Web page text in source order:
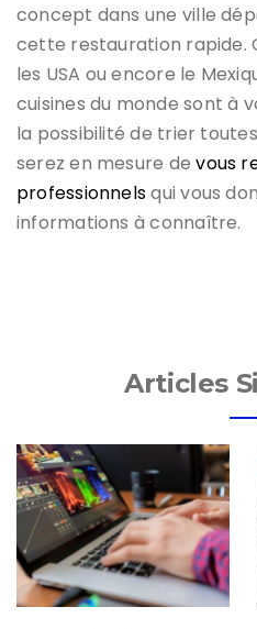
concept dans une ville
cette restauration rapide.
les USA ou encore le
cuisines du monde sont à
la possibilité de trier
serez en mesure devous
professionnelsqui vous
informations à connaître.
Articles